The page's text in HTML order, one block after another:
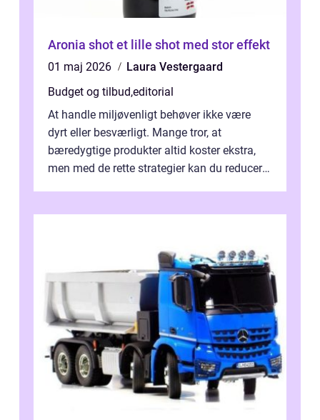
Aronia shot et lille shot med stor effekt
01 maj 2026
Laura Vestergaard
Budget og tilbud,editorial
At handle miljøvenligt behøver ikke være
dyrt eller besværligt. Mange tror, at
bæredygtige produkter altid koster ekstra,
men med de rette strategier kan du reducere